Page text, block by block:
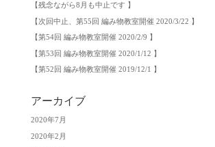
【残念ながら8月も中止です 】
【次回中止、第55回 編み物教室開催 2020/3/22 】
【第54回 編み物教室開催 2020/2/9 】
【第53回 編み物教室開催 2020/1/12 】
【第52回 編み物教室開催 2019/12/1 】
アーカイブ
2020年7月
2020年2月